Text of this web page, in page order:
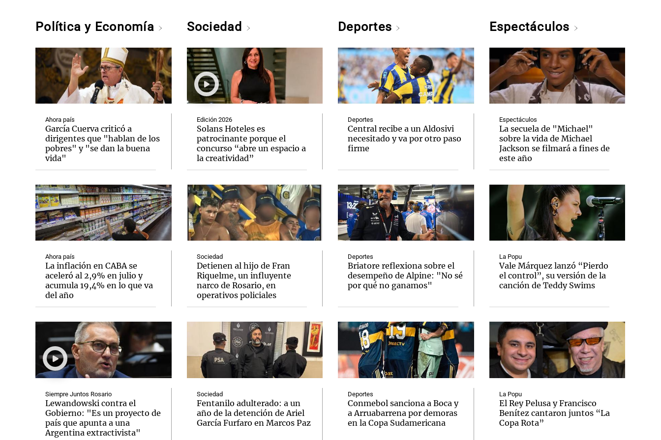
Política y Economía
Ahora país
García Cuerva criticó a
dirigentes que "hablan de los
pobres" y "se dan la buena
vida"
Ahora país
La inflación en CABA se
aceleró al 2,9% en julio y
acumula 19,4% en lo que va
del año
Siempre Juntos Rosario
Lewandowski contra el
Gobierno: "Es un proyecto de
país que apunta a una
Argentina extractivista"
Sociedad
Edición 2026
Solans Hoteles es
patrocinante porque el
concurso “abre un espacio a
la creatividad”
Sociedad
Detienen al hijo de Fran
Riquelme, un influyente
narco de Rosario, en
operativos policiales
Sociedad
Fentanilo adulterado: a un
año de la detención de Ariel
García Furfaro en Marcos Paz
Deportes
Deportes
Central recibe a un Aldosivi
necesitado y va por otro paso
firme
Deportes
Briatore reflexiona sobre el
desempeño de Alpine: "No sé
por qué no ganamos"
Deportes
Conmebol sanciona a Boca y
a Arruabarrena por demoras
en la Copa Sudamericana
Espectáculos
Espectáculos
La secuela de "Michael"
sobre la vida de Michael
Jackson se filmará a fines de
este año
La Popu
Vale Márquez lanzó “Pierdo
el control”, su versión de la
canción de Teddy Swims
La Popu
El Rey Pelusa y Francisco
Benítez cantaron juntos “La
Copa Rota”
Notas Notas
El huracán de Arequito
Notas
Cadena 3 en Groenlandia
Notas